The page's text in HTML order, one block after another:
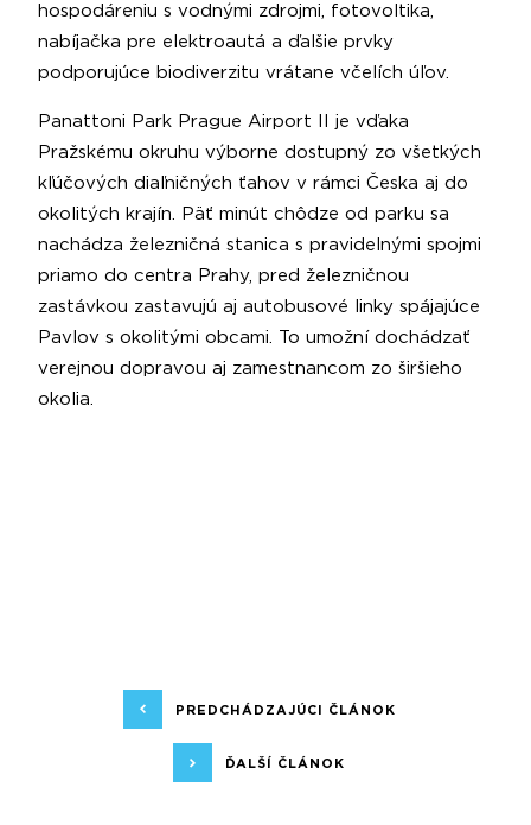
hospodáreniu s vodnými zdrojmi, fotovoltika,
nabíjačka pre elektroautá a ďalšie prvky
podporujúce biodiverzitu vrátane včelích úľov.
Panattoni Park Prague Airport II je vďaka
Pražskému okruhu výborne dostupný zo všetkých
kľúčových diaľničných ťahov v rámci Česka aj do
okolitých krajín. Päť minút chôdze od parku sa
nachádza železničná stanica s pravidelnými spojmi
priamo do centra Prahy, pred železničnou
zastávkou zastavujú aj autobusové linky spájajúce
Pavlov s okolitými obcami. To umožní dochádzať
verejnou dopravou aj zamestnancom zo širšieho
okolia.
PREDCHÁDZAJÚCI ČLÁNOK
ĎALŠÍ ČLÁNOK